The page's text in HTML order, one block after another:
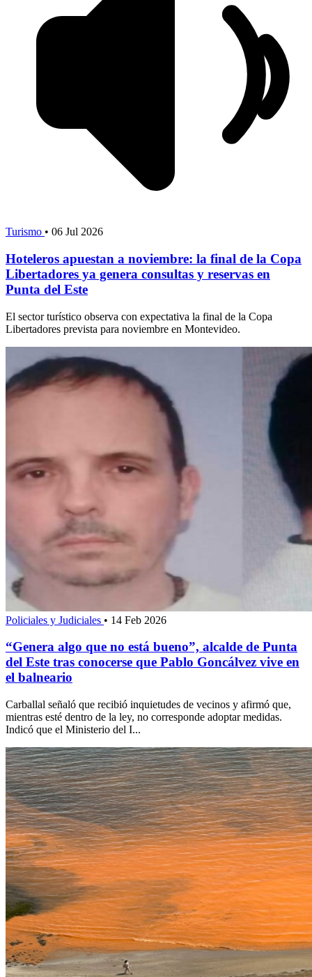
Turismo • 06 Jul 2026
Hoteleros apuestan a noviembre: la final de la Copa
Libertadores ya genera consultas y reservas en
Punta del Este
El sector turístico observa con expectativa la final de la Copa
Libertadores prevista para noviembre en Montevideo.
Policiales y Judiciales • 14 Feb 2026
“Genera algo que no está bueno”, alcalde de Punta
del Este tras conocerse que Pablo Goncálvez vive en
el balneario
Carballal señaló que recibió inquietudes de vecinos y afirmó que,
mientras esté dentro de la ley, no corresponde adoptar medidas.
Indicó que el Ministerio del I...